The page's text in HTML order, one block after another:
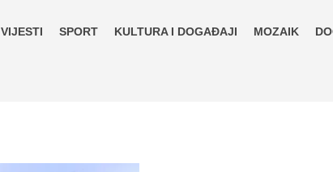
VIJESTI SPORT KULTURA I DOGAĐAJI MOZAIK